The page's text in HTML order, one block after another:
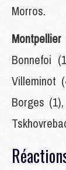
Morros.
Bonnefoi
Villeminot
Borges